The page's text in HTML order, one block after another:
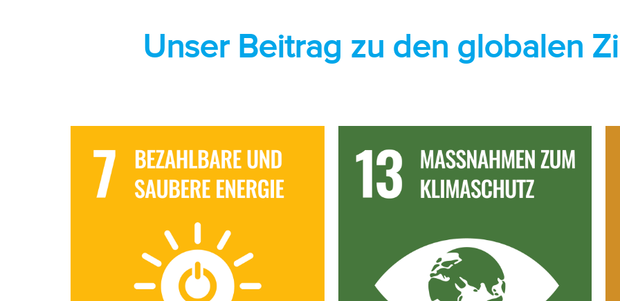
Unser Beitrag zu den globalen